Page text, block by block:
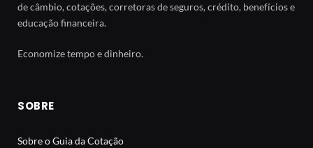
de câmbio, cotações, corretoras de seguros, crédito, benefícios e
educação financeira.
Economize tempo e dinheiro.
SOBRE
Sobre o Guia da Cotação